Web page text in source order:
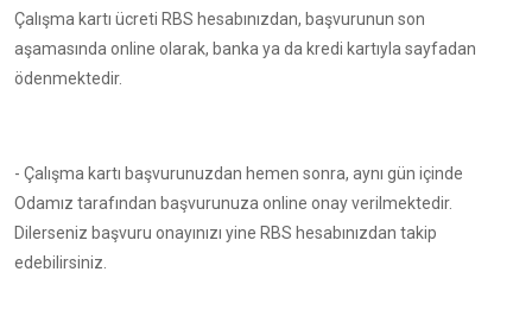
Çalışma kartı ücreti RBS hesabınızdan, başvurunun son
aşamasında online olarak, banka ya da kredi kartıyla sayfadan
ödenmektedir.
- Çalışma kartı başvurunuzdan hemen sonra, aynı gün içinde
Odamız tarafından başvurunuza online onay verilmektedir.
Dilerseniz başvuru onayınızı yine RBS hesabınızdan takip
edebilirsiniz.